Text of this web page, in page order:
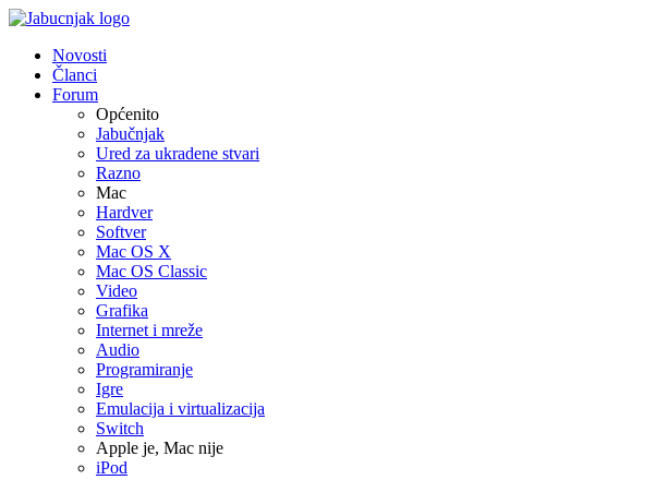
Novosti
Članci
Forum
Općenito
Jabučnjak
Ured za ukradene stvari
Razno
Mac
Hardver
Softver
Mac OS X
Mac OS Classic
Video
Grafika
Internet i mreže
Audio
Programiranje
Igre
Emulacija i virtualizacija
Switch
Apple je, Mac nije
iPod